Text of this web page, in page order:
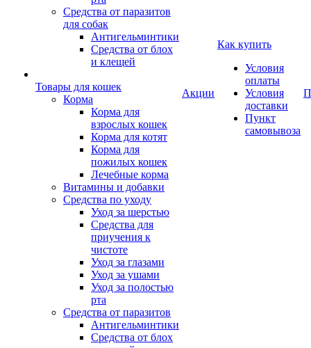
Средства от паразитов
для собак
Антигельминтики
Средства от блох
и клещей
Товары для кошек
Корма
Корма для
взрослых кошек
Корма для котят
Корма для
пожилых кошек
Лечебные корма
Витамины и добавки
Средства по уходу
Уход за шерстью
Средства для
приучения к
чистоте
Уход за глазами
Уход за ушами
Уход за полостью
рта
Средства от паразитов
Антигельминтики
Средства от блох
Акции
Как купить
Условия
оплаты
Условия
доставки
Пункт
самовывоза